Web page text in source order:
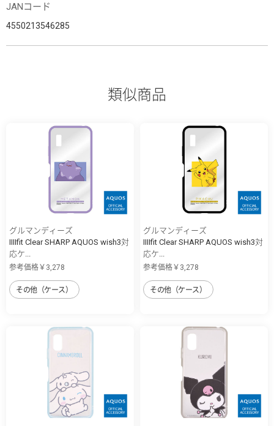
JANコード
4550213546285
類似商品
グルマンディーズ
IIIIfit Clear SHARP AQUOS wish3対
応ケ...
参考価格￥3,278
その他（ケース）
グルマンディーズ
IIIIfit Clear SHARP AQUOS wish3対
応ケ...
参考価格￥3,278
その他（ケース）